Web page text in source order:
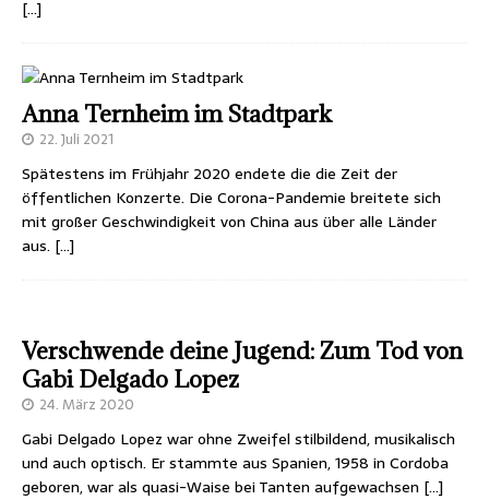
[…]
Anna Ternheim im Stadtpark
22. Juli 2021
Spätestens im Frühjahr 2020 endete die die Zeit der
öffentlichen Konzerte. Die Corona-Pandemie breitete sich
mit großer Geschwindigkeit von China aus über alle Länder
aus. […]
Verschwende deine Jugend: Zum Tod von
Gabi Delgado Lopez
24. März 2020
Gabi Delgado Lopez war ohne Zweifel stilbildend, musikalisch
und auch optisch. Er stammte aus Spanien, 1958 in Cordoba
geboren, war als quasi-Waise bei Tanten aufgewachsen […]